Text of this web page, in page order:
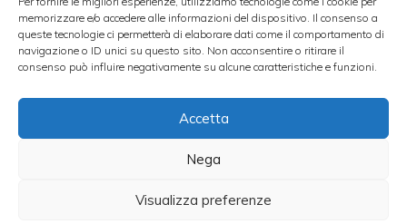
memorizzare e/o accedere alle informazioni del dispositivo. Il consenso a
queste tecnologie ci permetterà di elaborare dati come il comportamento di
navigazione o ID unici su questo sito. Non acconsentire o ritirare il
consenso può influire negativamente su alcune caratteristiche e funzioni.
Accetta
Nega
Visualizza preferenze
–Piatto o Spigoloso e spesso è indice di
vino alterato o troppo vecchio;
dal basso contenuto alcolico e di glicerolo;
Abbastanza Morbido
sentire una certa morbidezza;